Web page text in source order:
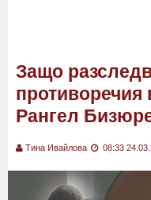
Защо
противоречия
Рангел
Тина Ивайлова 08:33